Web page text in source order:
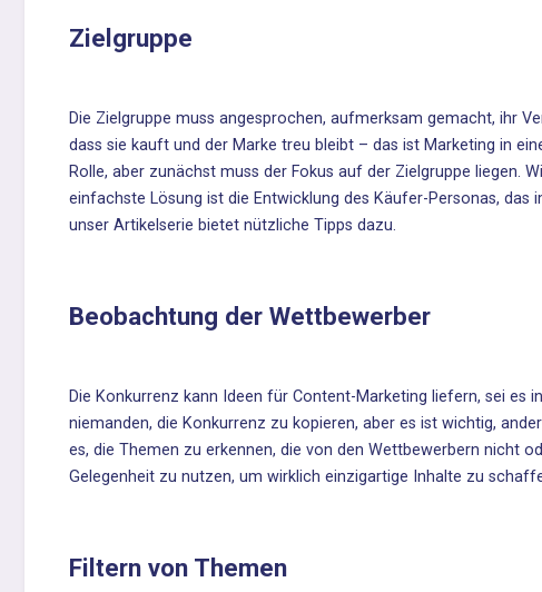
Zielgruppe
Die Zielgruppe muss angesprochen, aufmerksam gemacht, ihr
dass sie kauft und der Marke treu bleibt – das ist Marketing in
Rolle, aber zunächst muss der Fokus auf der Zielgruppe liegen.
einfachste Lösung ist die Entwicklung des Käufer-Personas,
unser Artikelserie bietet nützliche Tipps dazu.
Beobachtung der Wettbewerber
Die Konkurrenz kann Ideen für Content-Marketing liefern, sei es
niemanden, die Konkurrenz zu kopieren, aber es ist wichtig,
es, die Themen zu erkennen, die von den Wettbewerbern nicht
Gelegenheit zu nutzen, um wirklich einzigartige Inhalte zu
Filtern von Themen